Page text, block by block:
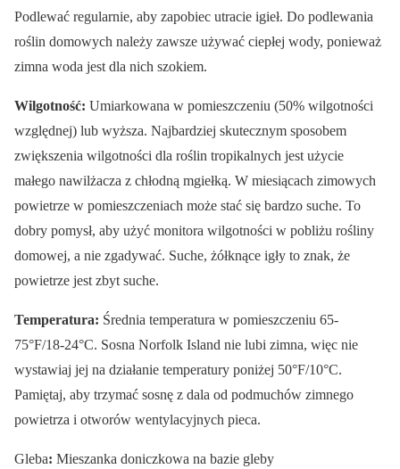
Podlewać regularnie, aby zapobiec utracie igieł. Do podlewania
roślin domowych należy zawsze używać ciepłej wody, ponieważ
zimna woda jest dla nich szokiem.
Wilgotność: Umiarkowana w pomieszczeniu (50% wilgotności
względnej) lub wyższa. Najbardziej skutecznym sposobem
zwiększenia wilgotności dla roślin tropikalnych jest użycie
małego nawilżacza z chłodną mgiełką. W miesiącach zimowych
powietrze w pomieszczeniach może stać się bardzo suche. To
dobry pomysł, aby użyć monitora wilgotności w pobliżu rośliny
domowej, a nie zgadywać. Suche, żółknące igły to znak, że
powietrze jest zbyt suche.
Temperatura: Średnia temperatura w pomieszczeniu 65-
75°F/18-24°C. Sosna Norfolk Island nie lubi zimna, więc nie
wystawiaj jej na działanie temperatury poniżej 50°F/10°C.
Pamiętaj, aby trzymać sosnę z dala od podmuchów zimnego
powietrza i otworów wentylacyjnych pieca.
Gleba: Mieszanka doniczkowa na bazie gleby